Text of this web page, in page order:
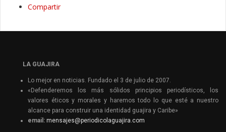
Compartir
LA GUAJIRA
Lo mejor en noticias. Fundado el 3 de julio de 2007.
«Defenderemos los más sólidos principios periodísticos, los
valores éticos y morales y haremos todo lo que esté a nuestro
alcance para construir una identidad guajira y Caribe»
email: mensajes@periodicolaguajira.com